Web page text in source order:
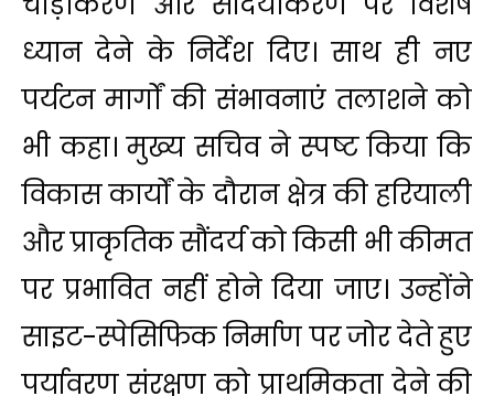
ध्यान देने के निर्देश दिए। साथ ही नए
पर्यटन मार्गों की संभावनाएं तलाशने को
भी कहा। मुख्य सचिव ने स्पष्ट किया कि
विकास कार्यों के दौरान क्षेत्र की हरियाली
और प्राकृतिक सौंदर्य को किसी भी कीमत
पर प्रभावित नहीं होने दिया जाए। उन्होंने
साइट-स्पेसिफिक निर्माण पर जोर देते हुए
पर्यावरण संरक्षण को प्राथमिकता देने की